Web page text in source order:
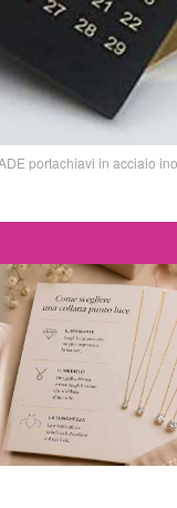
portachiavi in acciaio